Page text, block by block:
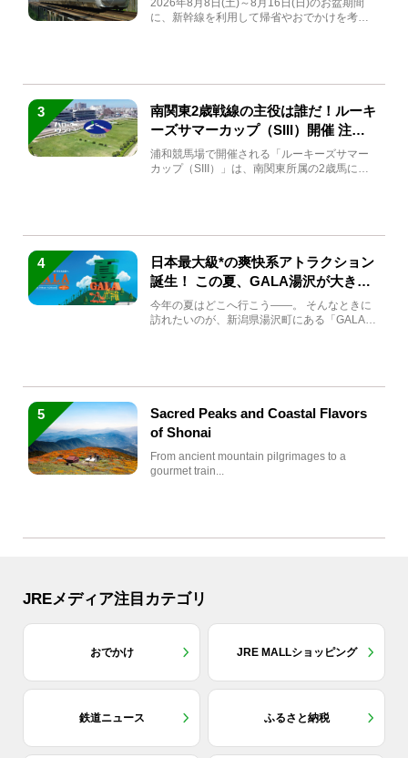
2026年8月8日(土)～8月16日(日)のお盆期間
に、新幹線を利用して帰省やおでかけを考え
3
南関東2歳戦線の主役は誰だ！ルーキ
ーズサマーカップ（SIII）開催 注目
馬と見どころをチェック
浦和競馬場で開催される「ルーキーズサマー
カップ（SIII）」は、南関東所属の2歳馬によ
4
日本最大級*の爽快系アトラクション
誕生！ この夏、GALA湯沢が大きく
生まれ変わる
今年の夏はどこへ行こう――。 そんなときに
訪れたいのが、新潟県湯沢町にある「GALA湯
5
Sacred Peaks and Coastal Flavors
of Shonai
From ancient mountain pilgrimages to a
gourmet train...
JREメディア注目カテゴリ
おでかけ JRE MALLショッピング
鉄道ニュース ふるさと納税